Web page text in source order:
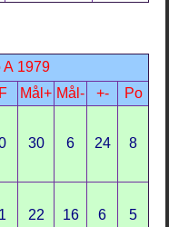
A 1979
F Mål+ Mål- +- Po
30 6 24 8
1 22 16 6 5